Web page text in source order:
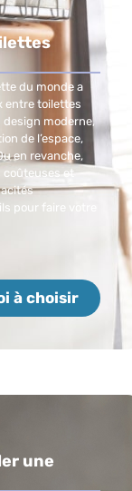
du monde a
entre toilettes
moderne,
de l’espace,
en revanche,
coûteuses et
pour faire votre
à choisir
une